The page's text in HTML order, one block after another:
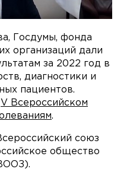
Госдумы, фонда
организаций дали
за 2022 год в
диагностики и
пациентов.
V Всероссийском
.
союз
общество